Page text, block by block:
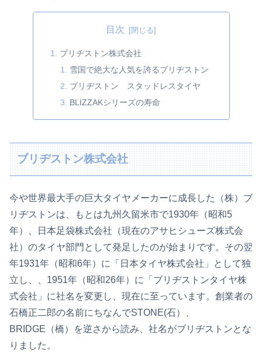
目次
ブリヂストン株式会社
雪国で絶大な人気を誇るブリヂストン
ブリヂストン スタッドレスタイヤ
BLIZZAKシリーズの寿命
ブリヂストン株式会社
今や世界最大手の巨大タイヤメーカーに成長した（株）ブ
リヂストンは、もとは九州久留米市で1930年（昭和5
年）、日本足袋株式会社（現在のアサヒシューズ株式会
社）のタイヤ部門として発足したのが始まりです。その翌
年1931年（昭和6年）に「日本タイヤ株式会社」として独
立し、、1951年（昭和26年）に「ブリヂストンタイヤ株
式会社」に社名を変更し、現在に至っています。創業者の
石橋正二郎の名前にちなんでSTONE(石）、
BRIDGE（橋）を逆さから読み、社名がブリヂストンとな
りました。